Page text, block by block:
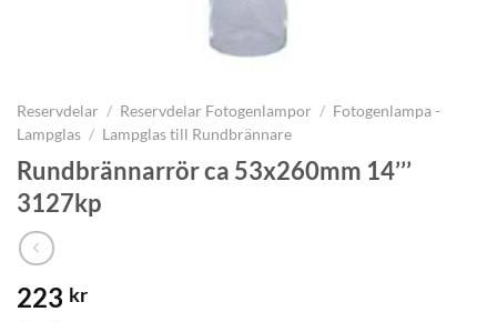
Reservdelar / Reservdelar Fotogenlampor / Fotogenlampa -
Lampglas / Lampglas till Rundbrännare
Rundbrännarrör ca 53x260mm 14’’’
3127kp
223 kr